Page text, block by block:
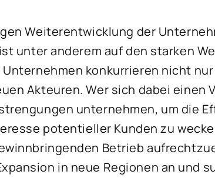
Weiterentwicklung der
unter anderem auf den starken
konkurrieren nicht
Akteuren. Wer sich dabei einen
unternehmen, um die
potentieller Kunden zu
Betrieb
in neue Regionen an und